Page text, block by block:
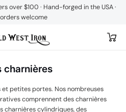
over $100 · Hand-forged in the USA ·
welcome
charnières
petites portes. Nos nombreuses
comprennent des charnières
charnières cylindriques, des